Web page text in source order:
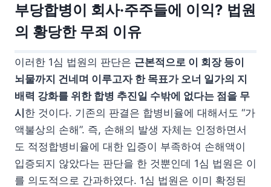
부당합병이 회사·주주들에 이익? 법원
의 황당한 무죄 이유
이러한 1심 법원의 판단은 근본적으로 이 회장 등이
뇌물까지 건네며 이루고자 한 목표가 오너 일가의 지
배력 강화를 위한 합병 추진일 수밖에 없다는 점을 무
시한 것이다. 기존의 판결은 합병비율에 대해서도 “가
액불상의 손해”. 즉, 손해의 발생 자체는 인정하면서
도 적정합병비율에 대한 입증이 부족하여 손해액이
입증되지 않았다는 판단을 한 것뿐인데 1심 법원은 이
를 의도적으로 간과하였다. 1심 법원은 이미 확정된